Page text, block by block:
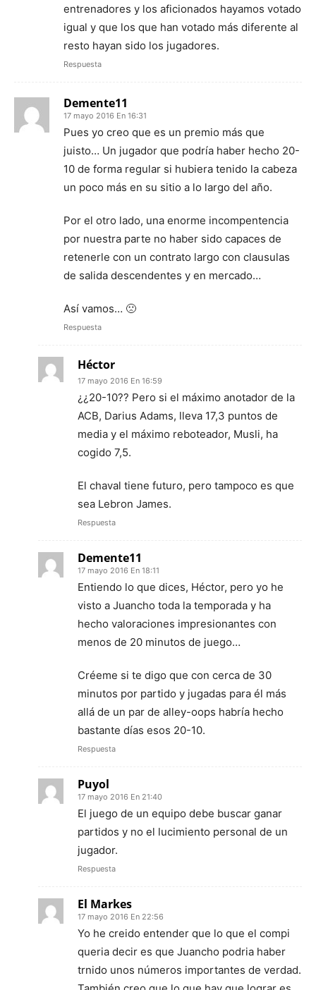
entrenadores y los aficionados hayamos votado
igual y que los que han votado más diferente al
resto hayan sido los jugadores.
Respuesta
Demente11
17 mayo 2016 En 16:31
Pues yo creo que es un premio más que
juisto… Un jugador que podría haber hecho 20-
10 de forma regular si hubiera tenido la cabeza
un poco más en su sitio a lo largo del año.
Por el otro lado, una enorme incompentencia
por nuestra parte no haber sido capaces de
retenerle con un contrato largo con clausulas
de salida descendentes y en mercado…
Así vamos… 🙁
Respuesta
Héctor
17 mayo 2016 En 16:59
¿¿20-10?? Pero si el máximo anotador de la
ACB, Darius Adams, lleva 17,3 puntos de
media y el máximo reboteador, Musli, ha
cogido 7,5.
El chaval tiene futuro, pero tampoco es que
sea Lebron James.
Respuesta
Demente11
17 mayo 2016 En 18:11
Entiendo lo que dices, Héctor, pero yo he
visto a Juancho toda la temporada y ha
hecho valoraciones impresionantes con
menos de 20 minutos de juego…
Créeme si te digo que con cerca de 30
minutos por partido y jugadas para él más
allá de un par de alley-oops habría hecho
bastante días esos 20-10.
Respuesta
Puyol
17 mayo 2016 En 21:40
El juego de un equipo debe buscar ganar
partidos y no el lucimiento personal de un
jugador.
Respuesta
El Markes
17 mayo 2016 En 22:56
Yo he creido entender que lo que el compi
queria decir es que Juancho podria haber
trnido unos números importantes de verdad.